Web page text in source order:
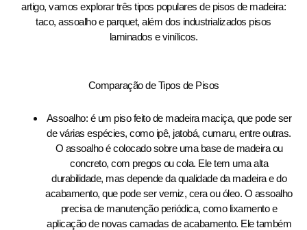
artigo, vamos explorar três tipos populares de pisos de madeira:
taco, assoalho e parquet, além dos industrializados pisos
laminados e vinílicos.
Comparação de Tipos de Pisos
Assoalho: é um piso feito de madeira maciça, que pode ser
de várias espécies, como ipê, jatobá, cumaru, entre outras.
O assoalho é colocado sobre uma base de madeira ou
concreto, com pregos ou cola. Ele tem uma alta
durabilidade, mas depende da qualidade da madeira e do
acabamento, que pode ser verniz, cera ou óleo. O assoalho
precisa de manutenção periódica, como lixamento e
aplicação de novas camadas de acabamento. Ele também